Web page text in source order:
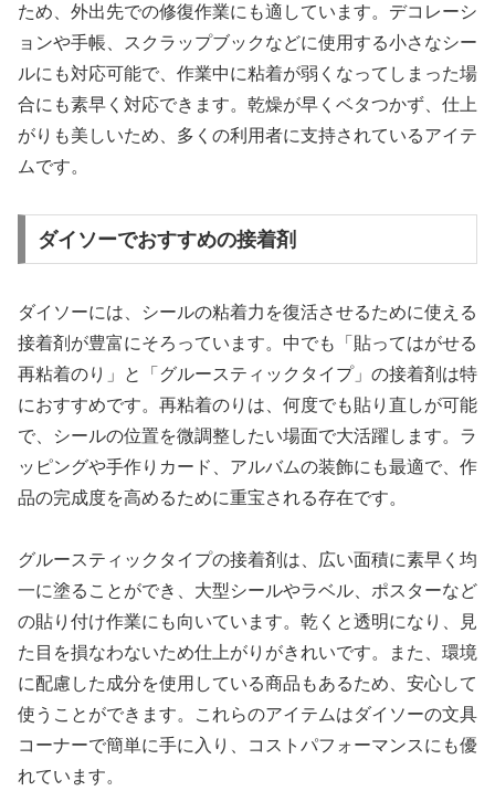
ため、外出先での修復作業にも適しています。デコレーシ
ョンや手帳、スクラップブックなどに使用する小さなシー
ルにも対応可能で、作業中に粘着が弱くなってしまった場
合にも素早く対応できます。乾燥が早くベタつかず、仕上
がりも美しいため、多くの利用者に支持されているアイテ
ムです。
ダイソーでおすすめの接着剤
ダイソーには、シールの粘着力を復活させるために使える
接着剤が豊富にそろっています。中でも「貼ってはがせる
再粘着のり」と「グルースティックタイプ」の接着剤は特
におすすめです。再粘着のりは、何度でも貼り直しが可能
で、シールの位置を微調整したい場面で大活躍します。ラ
ッピングや手作りカード、アルバムの装飾にも最適で、作
品の完成度を高めるために重宝される存在です。
グルースティックタイプの接着剤は、広い面積に素早く均
一に塗ることができ、大型シールやラベル、ポスターなど
の貼り付け作業にも向いています。乾くと透明になり、見
た目を損なわないため仕上がりがきれいです。また、環境
に配慮した成分を使用している商品もあるため、安心して
使うことができます。これらのアイテムはダイソーの文具
コーナーで簡単に手に入り、コストパフォーマンスにも優
れています。